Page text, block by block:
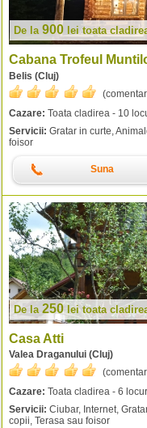
De la 900 leitoata
Cabana Trofeul
Belis (Cluj)
Cazare: Toata cladirea - 10
Servicii: Gratar in curte,
foisor
Suna
De la 250 lei toata
Casa Atti
Valea Draganului (Cluj)
Cazare: Toata cladirea - 6
Servicii: Ciubar, Internet,
copii, Terasa sau foisor